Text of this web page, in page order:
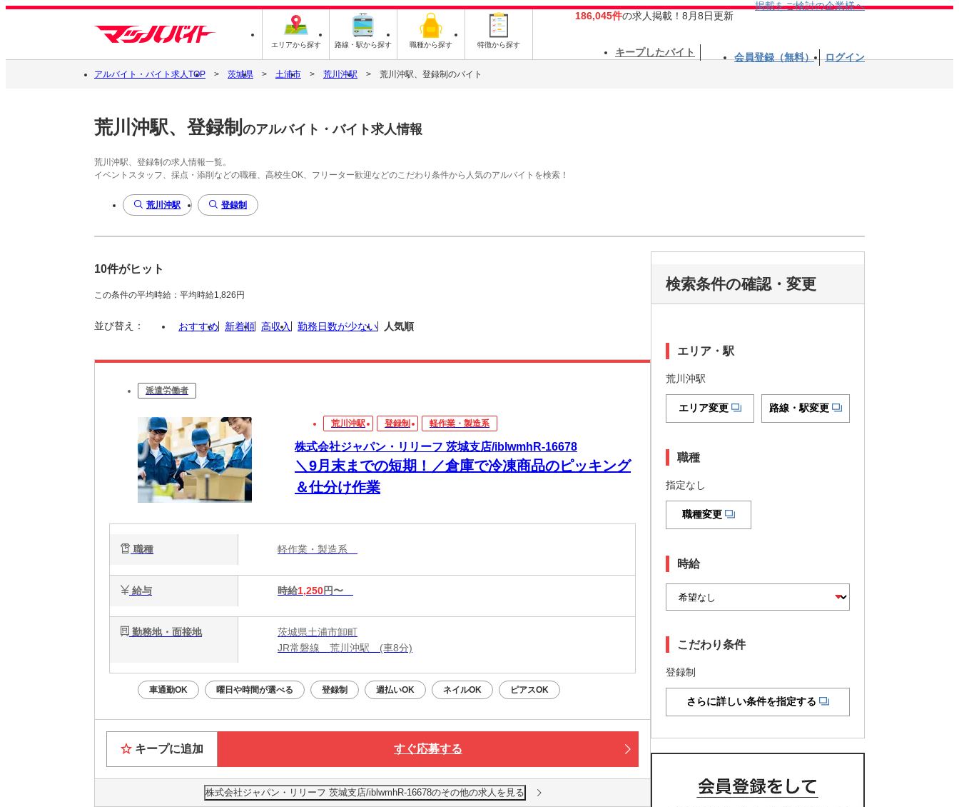
エリアから探す 路線・駅から探す 職種から探す 特徴から探す
186,045件の求人掲載！8月8日更新
掲載をご検討の企業様へ
キープしたバイト 会員登録（無料） ログイン
アルバイト・バイト求人TOP 茨城県 土浦市 荒川沖駅 荒川沖駅、登録制のバイト
荒川沖駅、登録制 のアルバイト・バイト求人情報
荒川沖駅、登録制の求人情報一覧。
イベントスタッフ、採点・添削などの職種、高校生OK、フリーター歓迎などのこだわり条件から人気のアルバイトを検索！
荒川沖駅 登録制
10件がヒット
この条件の平均時給：平均時給1,826円
並び替え： おすすめ 新着順 高収入 勤務日数が少ない 人気順
派遣労働者
荒川沖駅 登録制 軽作業・製造系
株式会社ジャパン・リリーフ 茨城支店/iblwmhR-16678
＼9月末までの短期！／倉庫で冷凍商品のピッキング
＆仕分け作業
職種 軽作業・製造系
給与 時給1,250円〜
勤務地・面接地
茨城県土浦市卸町
JR常磐線 荒川沖駅 (車8分)
車通勤OK 曜日や時間が選べる 登録制 週払いOK ネイルOK ピアスOK
キープに追加 すぐ応募する
株式会社ジャパン・リリーフ 茨城支店/iblwmhR-16678のその他の求人を見る
検索条件の確認・変更
エリア・駅
荒川沖駅
エリア変更 路線・駅変更
職種
指定なし
職種変更
時給
こだわり条件
登録制
さらに詳しい条件を指定する